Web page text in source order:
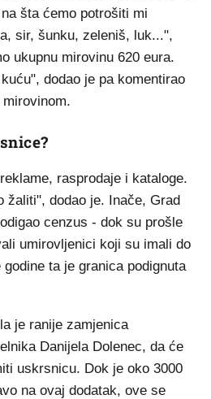
šta ćemo potrošiti mi
sir, šunku, zeleniš, luk...",
ukupnu mirovinu 620 eura.
dodao je pa komentirao
rasprodaje i kataloge.
žaliti", dodao je. Inače, Grad
cenzus - dok su prošle
umirovljenici koji su imali do
ta je granica podignuta
je ranije zamjenica
Danijela Dolenec, da će
uskrsnicu. Dok je oko 3000
na ovaj dodatak, ove se